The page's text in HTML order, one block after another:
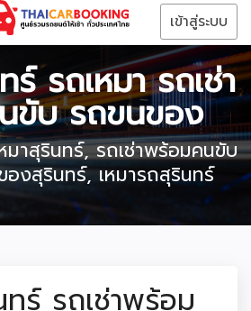
เข้าสู่ระบบ
รถเหมา รถเช่า
ขับ รถขนของ
มาสุรินทร์, รถเช่าพร้อมคนขับ
งสุรินทร์, เหมารถสุรินทร์
ร์ รถเช่าพร้อม